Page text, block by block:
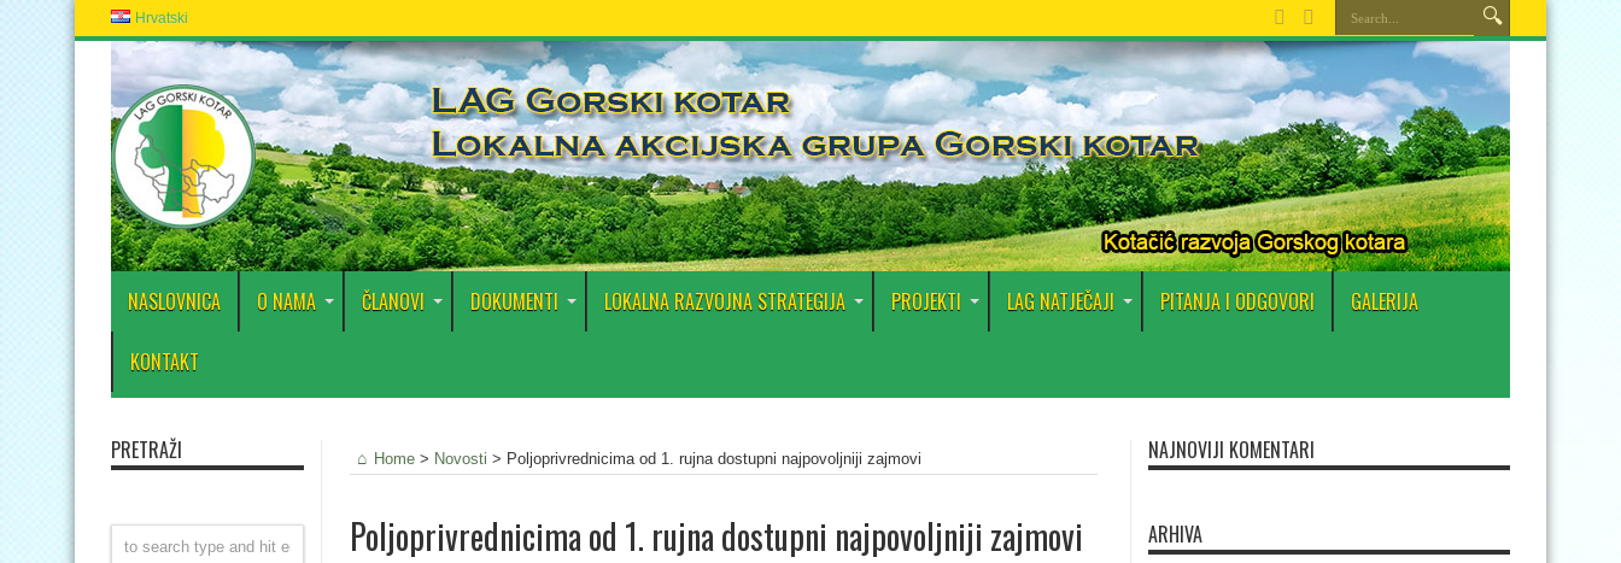
Hrvatski
NASLOVNICA O NAMA ČLANOVI DOKUMENTI LOKALNA RAZVOJNA STRATEGIJA PROJEKTI LAG NATJEČAJI PITANJA I ODGOVORI GALERIJA
KONTAKT
Home > Novosti > Poljoprivrednicima od 1. rujna dostupni najpovoljniji zajmovi
Poljoprivrednicima od 1. rujna dostupni najpovoljniji zajmovi
PRETRAŽI NAJNOVIJI KOMENTARI
ARHIVA